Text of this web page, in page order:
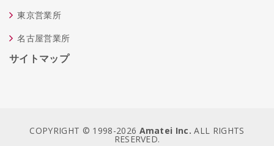
東京営業所
名古屋営業所
サイトマップ
COPYRIGHT © 1998-2026 Amatei Inc. ALL RIGHTS
RESERVED.